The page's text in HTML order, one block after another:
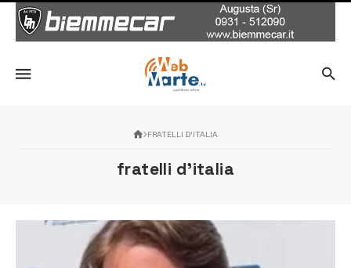
FRATELLI D’ITALIA
fratelli d’italia